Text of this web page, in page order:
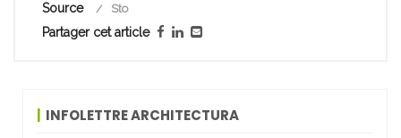
Source Sto
Partager cet article
INFOLETTRE ARCHITECTURA